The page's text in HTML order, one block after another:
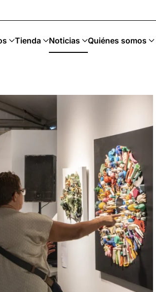
Tienda Noticias Quiénes somos